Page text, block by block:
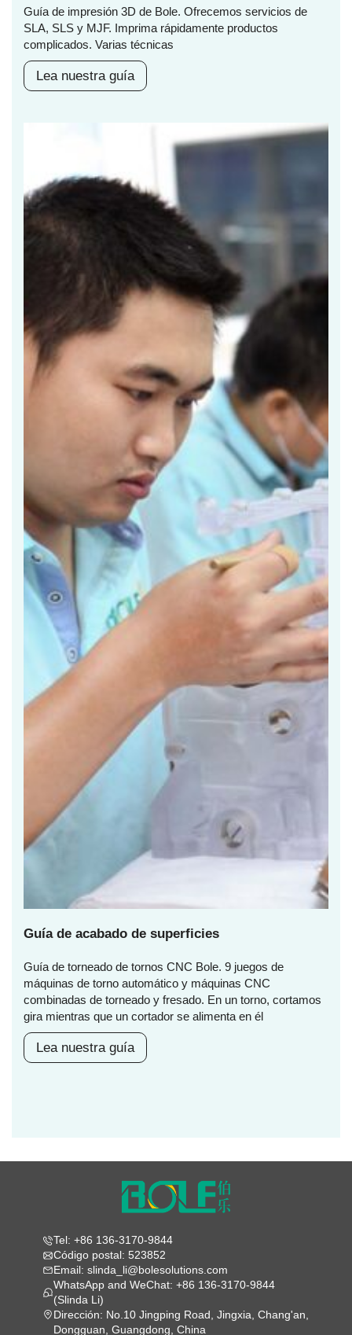
Guía de impresión 3D de Bole. Ofrecemos servicios de
SLA, SLS y MJF. Imprima rápidamente productos
complicados. Varias técnicas
Lea nuestra guía
Guía de acabado de superficies
Guía de torneado de tornos CNC Bole. 9 juegos de
máquinas de torno automático y máquinas CNC
combinadas de torneado y fresado. En un torno, cortamos
gira mientras que un cortador se alimenta en él
Lea nuestra guía
Tel: +86 136-3170-9844
Código postal: 523852
Email: slinda_li@bolesolutions.com
WhatsApp and WeChat: +86 136-3170-9844
(Slinda Li)
Dirección: No.10 Jingping Road, Jingxia, Chang'an,
Dongguan, Guangdong, China